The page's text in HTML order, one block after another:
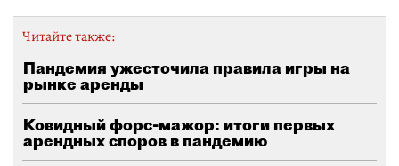
Читайте также:
Пандемия ужесточила правила игры на
рынке аренды
Ковидный форс-мажор: итоги первых
арендных споров в пандемию